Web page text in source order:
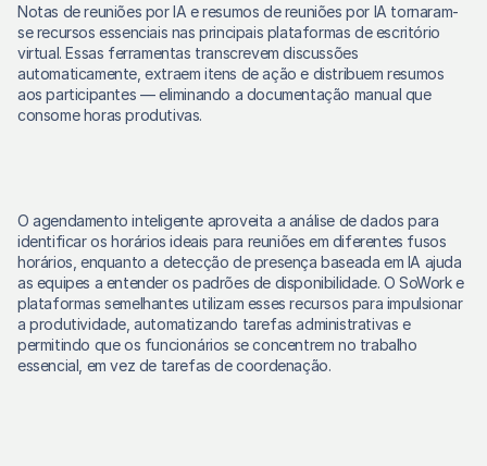
Notas de reuniões por IA e resumos de reuniões por IA tornaram-
se recursos essenciais nas principais plataformas de escritório
virtual. Essas ferramentas transcrevem discussões
automaticamente, extraem itens de ação e distribuem resumos
aos participantes — eliminando a documentação manual que
consome horas produtivas.
O agendamento inteligente aproveita a análise de dados para
identificar os horários ideais para reuniões em diferentes fusos
horários, enquanto a detecção de presença baseada em IA ajuda
as equipes a entender os padrões de disponibilidade. O SoWork e
plataformas semelhantes utilizam esses recursos para impulsionar
a produtividade, automatizando tarefas administrativas e
permitindo que os funcionários se concentrem no trabalho
essencial, em vez de tarefas de coordenação.